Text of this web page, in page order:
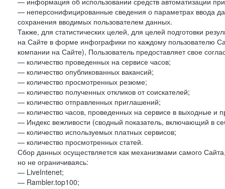
— неперсонифицированные сведения о параметрах ввода
сохранения вводимых пользователем данных.
Также, для статистических целей, для целей подготовки
на Сайте в форме инфографики по каждому пользователю
компании на Сайте), Пользователь предоставляет свое
— количество проведенных на сервисе часов;
— количество опубликованных вакансий;
— количество просмотренных резюме;
— количество полученных откликов от соискателей;
— количество отправленных приглашений;
— количество часов, проведенных на сервисе в выходные и
— Индекс вежливости (сводный показатель, включающий в
— количество используемых платных сервисов;
— количество просмотренных статей.
Сбор данных осуществляется как механизмами самого
но не ограничиваясь:
— LiveIntenet;
— Rambler.top100;